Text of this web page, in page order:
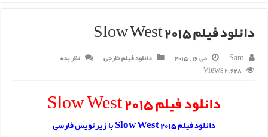
دانلود فیلم Slow West 2015
Sam می 16, 2015 دانلود فیلم خارجی
نظر بده
2,628 Views
دانلود فیلم Slow West 2015
دانلود فیلم Slow West 2015 با زیرنویس فارسی